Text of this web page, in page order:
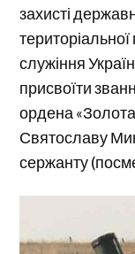
захисті
територіальної
служіння
присвоїти
ордена
Святославу
сержанту